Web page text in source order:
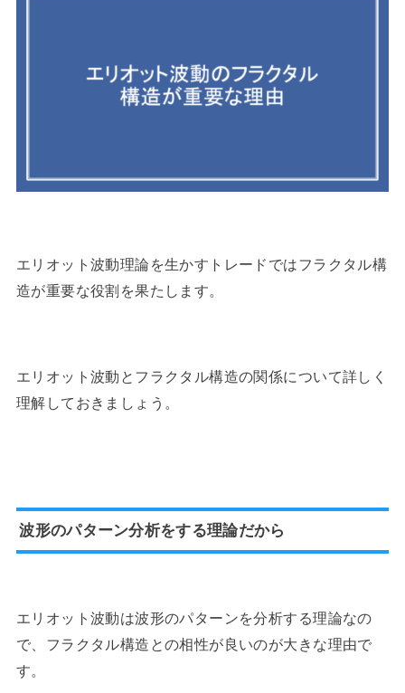
エリオット波動理論を生かすトレードではフラクタル構
造が重要な役割を果たします。
エリオット波動とフラクタル構造の関係について詳しく
理解しておきましょう。
波形のパターン分析をする理論だから
エリオット波動は波形のパターンを分析する理論なの
で、フラクタル構造との相性が良いのが大きな理由で
す。